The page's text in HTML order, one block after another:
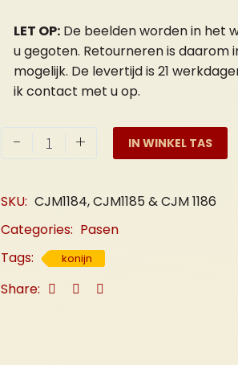
LET OP: De beelden worden in het
u gegoten. Retourneren is daarom
mogelijk. De levertijd is 21
ik contact met u op.
-
Konijn
aantal
+ IN WINKEL TAS
SKU: CJM1184, CJM1185 & CJM 1186
Categories: Pasen
Tags:
konijn
Share: